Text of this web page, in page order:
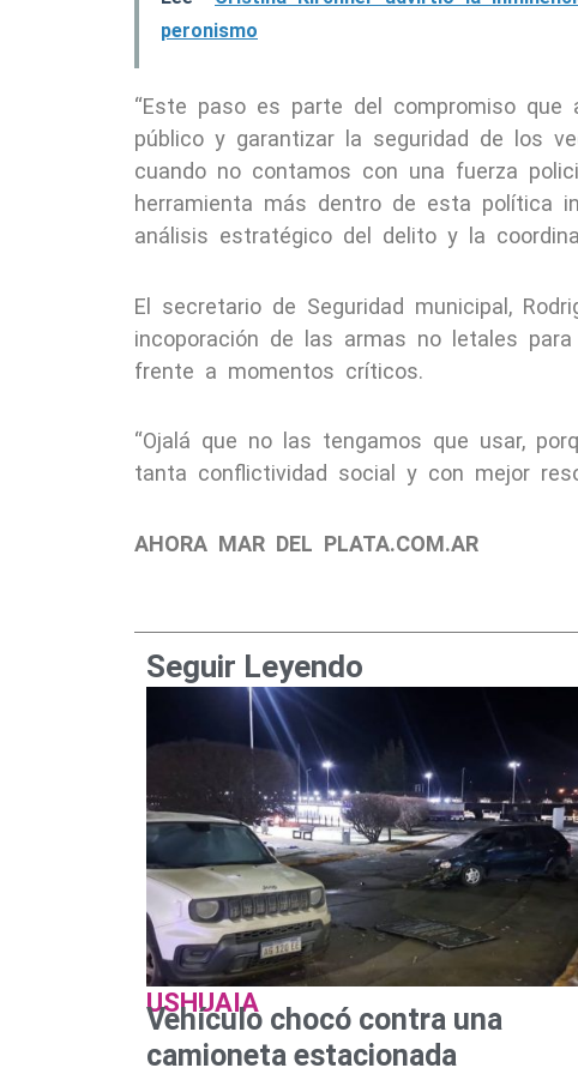
peronismo
“Este paso es parte del compromiso
público y garantizar la seguridad de los
cuando no contamos con una fuerza
herramienta más dentro de esta política
análisis estratégico del delito y la
El secretario de Seguridad municipal,
incoporación de las armas no letales
frente a momentos críticos.
“Ojalá que no las tengamos que usar,
tanta conflictividad social y con mejor
AHORA MAR DEL PLATA.COM.AR
Seguir Leyendo
USHUAIA
Vehículo chocó contra una
camioneta estacionada